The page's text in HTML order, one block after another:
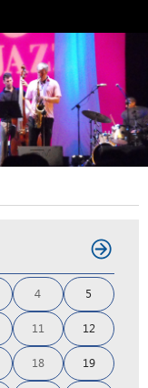
4 5
11 12
18 19